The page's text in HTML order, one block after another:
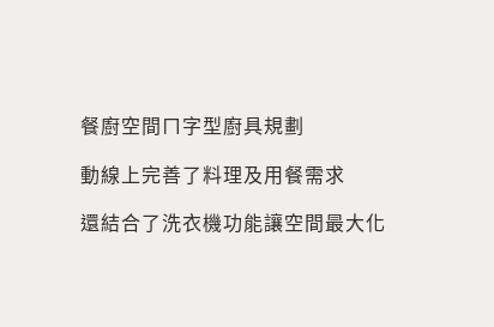
餐廚空間ㄇ字型廚具規劃
動線上完善了料理及用餐需求
還結合了洗衣機功能讓空間最大化